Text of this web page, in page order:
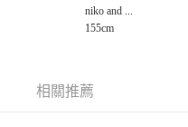
可立即使用無須另外申請。
後會自動跳轉到大哥付的交易
後續交易確認頁面所載為準。
遇審核未通過，訂單將自動取
達大哥付你分期系統評分，恕無
niko and ...
155cm
相關推薦